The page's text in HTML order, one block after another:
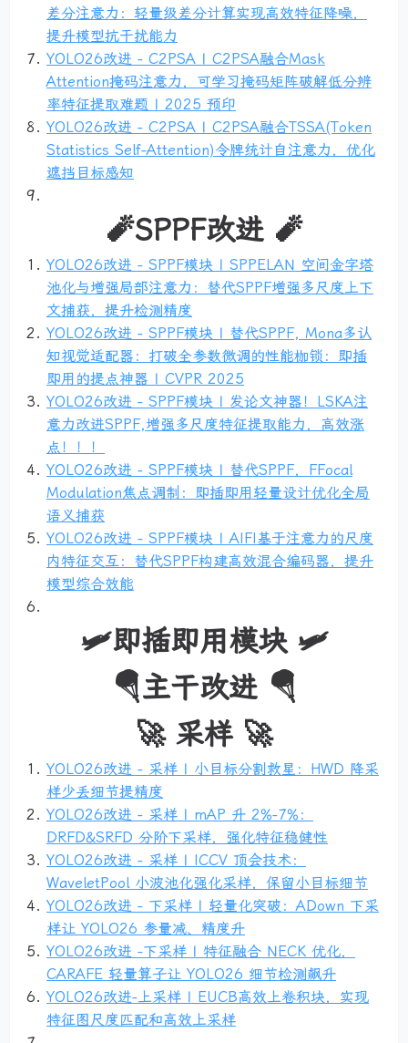
差分注意力：轻量级差分计算实现高效特征降噪，
提升模型抗干扰能力
YOLO26改进 - C2PSA | C2PSA融合Mask
Attention掩码注意力，可学习掩码矩阵破解低分辨
率特征提取难题 | 2025 预印
YOLO26改进 - C2PSA | C2PSA融合TSSA(Token
Statistics Self-Attention)令牌统计自注意力，优化
遮挡目标感知
🧨SPPF改进 🧨
YOLO26改进 - SPPF模块 | SPPELAN 空间金字塔
池化与增强局部注意力：替代SPPF增强多尺度上下
文捕获，提升检测精度
YOLO26改进 - SPPF模块 | 替代SPPF, Mona多认
知视觉适配器：打破全参数微调的性能枷锁：即插
即用的提点神器 | CVPR 2025
YOLO26改进 - SPPF模块 | 发论文神器！LSKA注
意力改进SPPF,增强多尺度特征提取能力，高效涨
点！！！
YOLO26改进 - SPPF模块 | 替代SPPF，FFocal
Modulation焦点调制：即插即用轻量设计优化全局
语义捕获
YOLO26改进 - SPPF模块 | AIFI基于注意力的尺度
内特征交互：替代SPPF构建高效混合编码器，提升
模型综合效能
🛩️即插即用模块 🛩️
🪂主干改进 🪂
🚀 采样 🚀
YOLO26改进 - 采样 | 小目标分割救星：HWD 降采
样少丢细节提精度
YOLO26改进 - 采样 | mAP 升 2%-7%：
DRFD&SRFD 分阶下采样，强化特征稳健性
YOLO26改进 - 采样 | ICCV 顶会技术：
WaveletPool 小波池化强化采样，保留小目标细节
YOLO26改进 - 下采样 | 轻量化突破：ADown 下采
样让 YOLO26 参量减、精度升
YOLO26改进 -下采样 | 特征融合 NECK 优化，
CARAFE 轻量算子让 YOLO26 细节检测飙升
YOLO26改进-上采样 | EUCB高效上卷积块，实现
特征图尺度匹配和高效上采样